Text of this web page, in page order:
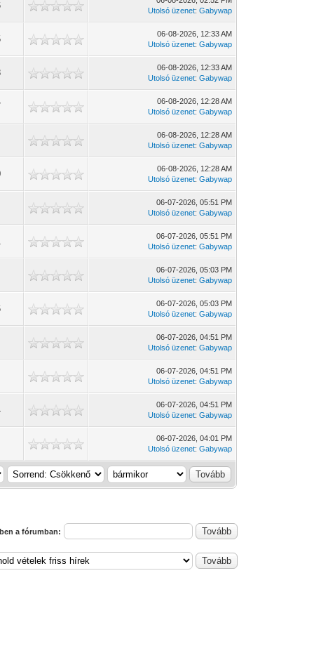
Utolsó üzenet:Gabywap
06-08-2026, 12:33 AM
Utolsó üzenet:Gabywap
06-08-2026, 12:33 AM
Utolsó üzenet:Gabywap
06-08-2026, 12:28 AM
Utolsó üzenet:Gabywap
06-08-2026, 12:28 AM
Utolsó üzenet:Gabywap
06-08-2026, 12:28 AM
Utolsó üzenet:Gabywap
06-07-2026, 05:51 PM
Utolsó üzenet:Gabywap
06-07-2026, 05:51 PM
Utolsó üzenet:Gabywap
06-07-2026, 05:03 PM
Utolsó üzenet:Gabywap
06-07-2026, 05:03 PM
Utolsó üzenet:Gabywap
06-07-2026, 04:51 PM
Utolsó üzenet:Gabywap
06-07-2026, 04:51 PM
Utolsó üzenet:Gabywap
06-07-2026, 04:51 PM
Utolsó üzenet:Gabywap
06-07-2026, 04:01 PM
Utolsó üzenet:Gabywap
a fórumban: